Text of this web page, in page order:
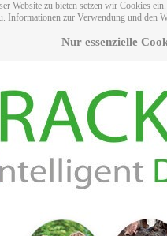
Website zu bieten setzen wir Cookies
Informationen zur Verwendung und den
Nur essenzielle